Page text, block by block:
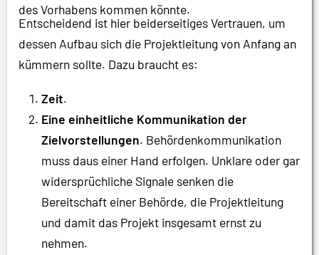
des Vorhabens kommen könnte.
Entscheidend ist hier beiderseitiges Vertrauen, um
dessen Aufbau sich die Projektleitung von Anfang an
kümmern sollte. Dazu braucht es:
Zeit.
Eine einheitliche Kommunikation der
Zielvorstellungen. Behördenkommunikation
muss daus einer Hand erfolgen. Unklare oder gar
widersprüchliche Signale senken die
Bereitschaft einer Behörde, die Projektleitung
und damit das Projekt insgesamt ernst zu
nehmen.